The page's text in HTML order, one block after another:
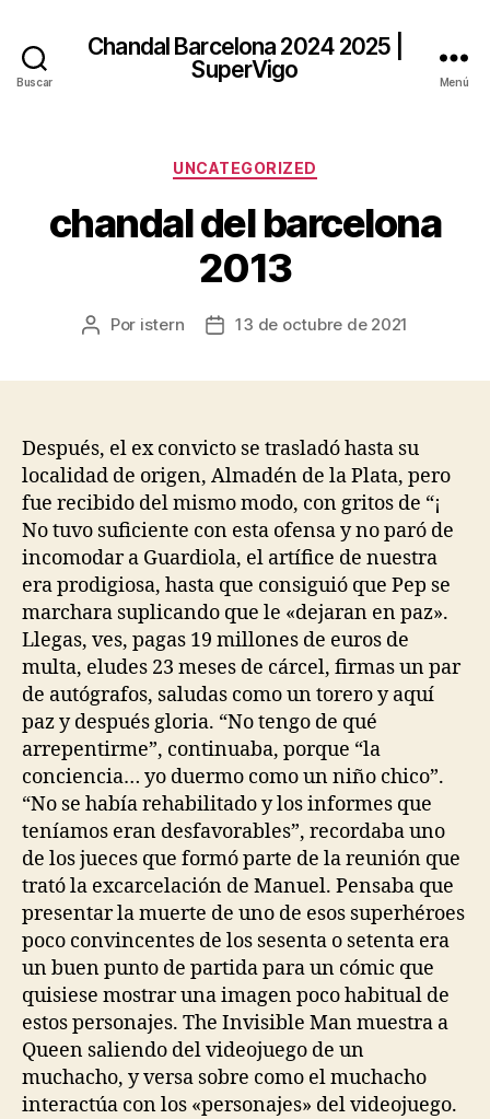
Buscar
Chandal Barcelona 2024 2025 |
SuperVigo
Menú
Categorías
UNCATEGORIZED
chandal del barcelona
2013
Autor
Por istern
Fecha13 de octubre de 2021
Después, el ex convicto se trasladó hasta su
localidad de origen, Almadén de la Plata, pero
fue recibido del mismo modo, con gritos de “¡
No tuvo suficiente con esta ofensa y no paró de
incomodar a Guardiola, el artífice de nuestra
era prodigiosa, hasta que consiguió que Pep se
marchara suplicando que le «dejaran en paz».
Llegas, ves, pagas 19 millones de euros de
multa, eludes 23 meses de cárcel, firmas un par
de autógrafos, saludas como un torero y aquí
paz y después gloria. “No tengo de qué
arrepentirme”, continuaba, porque “la
conciencia… yo duermo como un niño chico”.
“No se había rehabilitado y los informes que
teníamos eran desfavorables”, recordaba uno
de los jueces que formó parte de la reunión que
trató la excarcelación de Manuel. Pensaba que
presentar la muerte de uno de esos superhéroes
poco convincentes de los sesenta o setenta era
un buen punto de partida para un cómic que
quisiese mostrar una imagen poco habitual de
estos personajes. The Invisible Man muestra a
Queen saliendo del videojuego de un
muchacho, y versa sobre como el muchacho
interactúa con los «personajes» del videojuego.